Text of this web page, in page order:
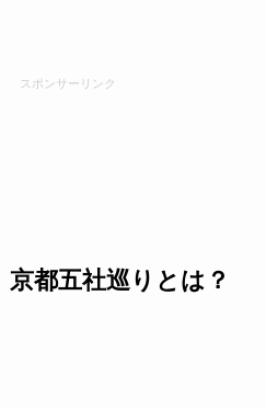
スポンサーリンク
京都五社巡りとは？